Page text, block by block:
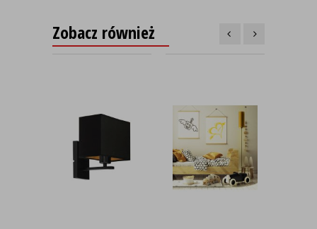
Zobacz również